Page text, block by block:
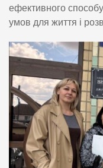
ефективного
умов для життя і